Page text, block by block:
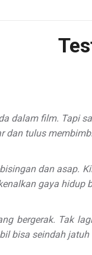
dalam film. Tapi
dan tulus
dan asap.
gaya hidup
bergerak. Tak
bisa seindah jatuh